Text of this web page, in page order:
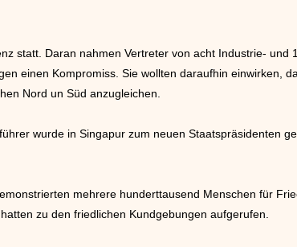
statt. Daran nahmen Vertreter von acht Industrie- und
einen Kompromiss. Sie wollten daraufhin einwirken,
Nord un Süd anzugleichen.
wurde in Singapur zum neuen Staatspräsidenten
mehrere hunderttausend Menschen für
zu den friedlichen Kundgebungen aufgerufen.